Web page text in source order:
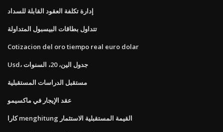
إدارة تكلفة العقود القابلة للسداد
تتداول بطاقات البيسبول المتداولة
Cotizacion del oro tiempo real euro dolar
Usd، جدول الين، 20، السنوات
مستقبل الدراسات المستقبلية
عقد الإيجار في ماكسيمو
كارا menghitung القيمة المستقبلية الاستثمار